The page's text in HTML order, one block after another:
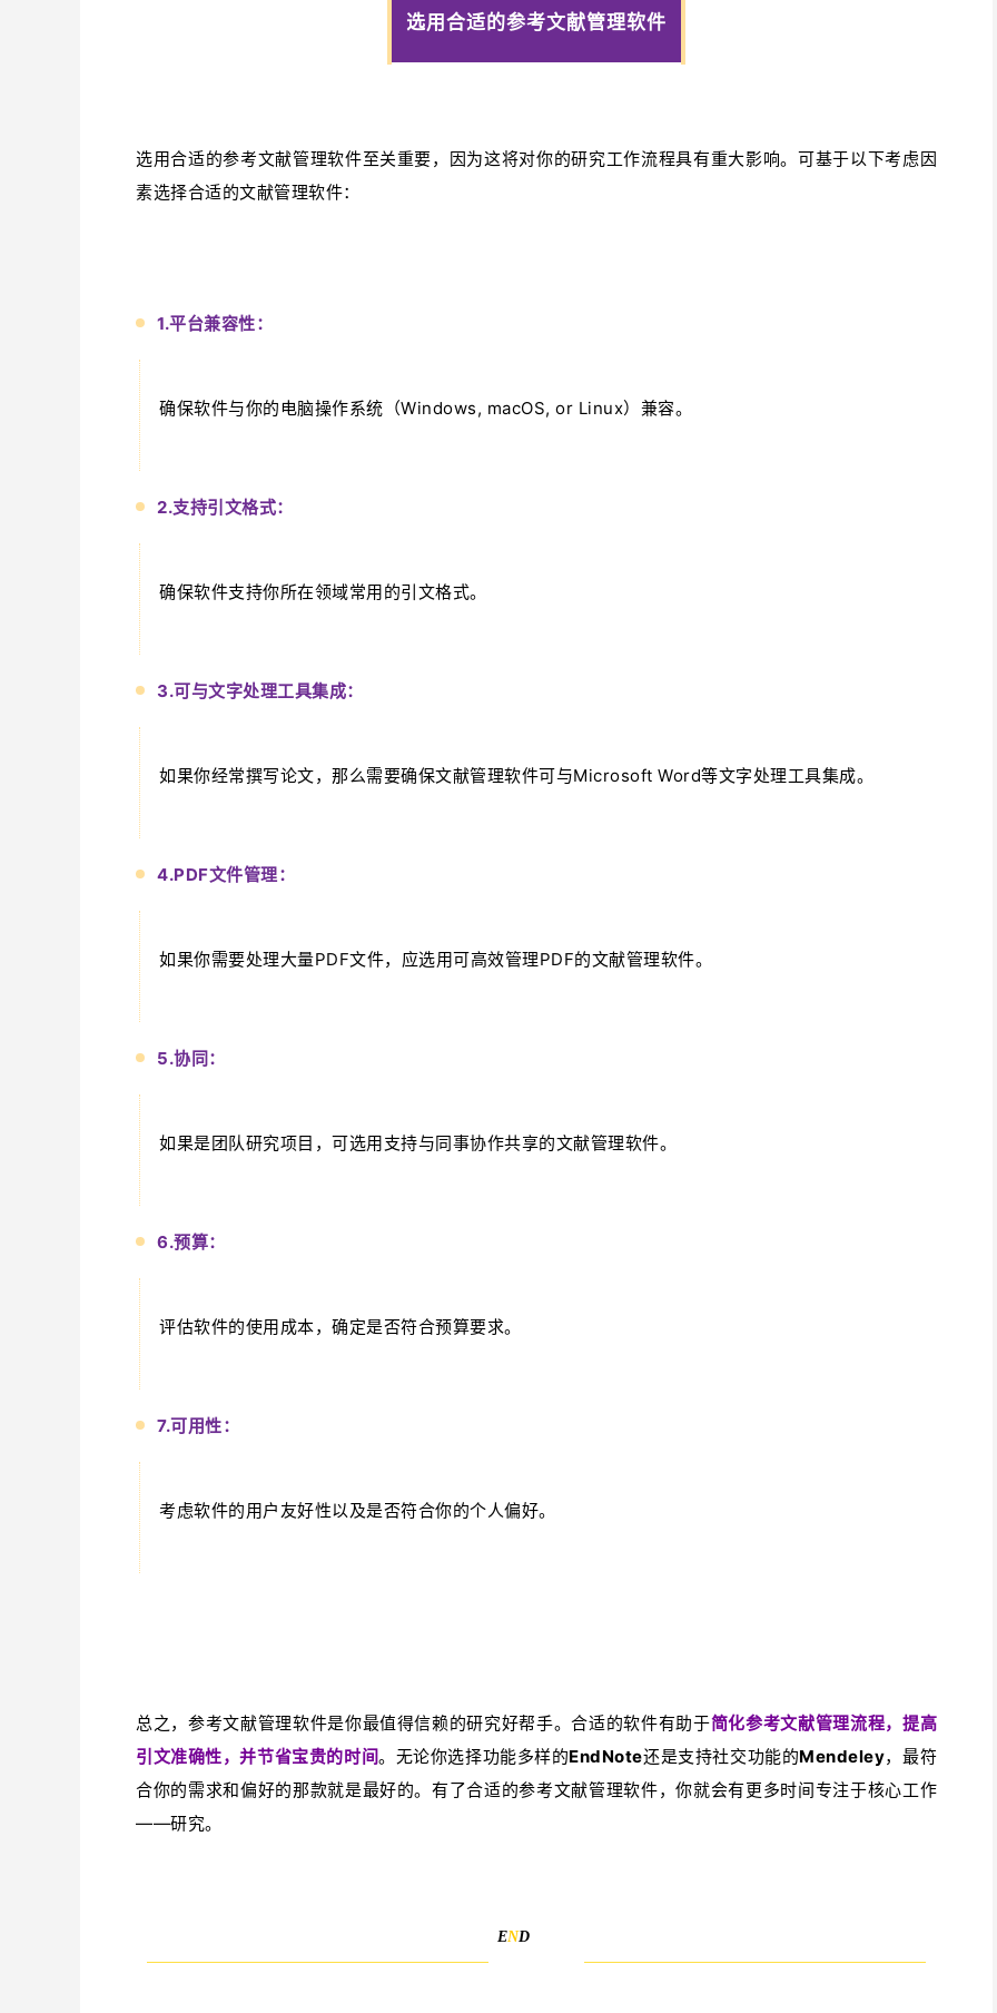
选用合适的参考文献管理软件
选用合适的参考文献管理软件至关重要，因为这将对你的研究工作流程具有重大影响。可基于以下考虑因
素选择合适的文献管理软件：
1.平台兼容性：
确保软件与你的电脑操作系统（Windows, macOS, or Linux）兼容。
2.支持引文格式：
确保软件支持你所在领域常用的引文格式。
3.可与文字处理工具集成：
如果你经常撰写论文，那么需要确保文献管理软件可与Microsoft Word等文字处理工具集成。
4.PDF文件管理：
如果你需要处理大量PDF文件，应选用可高效管理PDF的文献管理软件。
5.协同：
如果是团队研究项目，可选用支持与同事协作共享的文献管理软件。
6.预算：
评估软件的使用成本，确定是否符合预算要求。
7.可用性：
考虑软件的用户友好性以及是否符合你的个人偏好。
总之，参考文献管理软件是你最值得信赖的研究好帮手。合适的软件有助于简化参考文献管理流程，提高
引文准确性，并节省宝贵的时间。无论你选择功能多样的EndNote还是支持社交功能的Mendeley，最符
合你的需求和偏好的那款就是最好的。有了合适的参考文献管理软件，你就会有更多时间专注于核心工作
——研究。
END